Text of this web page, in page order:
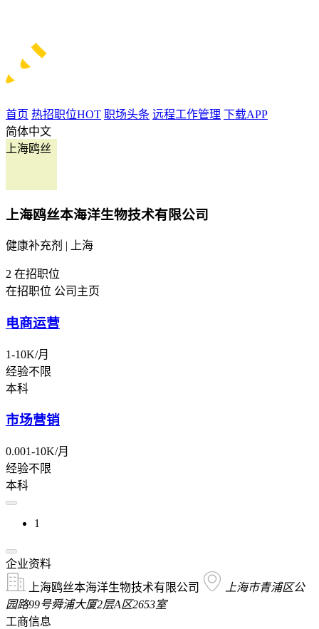
首页 热招职位HOT 职场头条 远程工作管理 下载APP
简体中文
上海鸥丝
上海鸥丝本海洋生物技术有限公司
健康补充剂 | 上海
2 在招职位
在招职位 公司主页
电商运营
1-10K/月
经验不限
本科
市场营销
0.001-10K/月
经验不限
本科
1
企业资料
上海鸥丝本海洋生物技术有限公司
上海市青浦区公
园路99号舜浦大厦2层A区2653室
工商信息